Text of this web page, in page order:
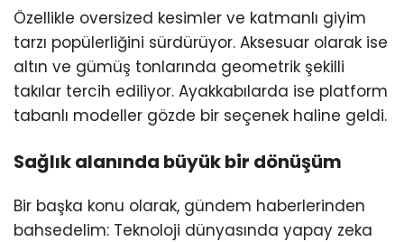
Özellikle oversized kesimler ve katmanlı giyim
tarzı popülerliğini sürdürüyor. Aksesuar olarak ise
altın ve gümüş tonlarında geometrik şekilli
takılar tercih ediliyor. Ayakkabılarda ise platform
tabanlı modeller gözde bir seçenek haline geldi.
Sağlık alanında büyük bir dönüşüm
Bir başka konu olarak, gündem haberlerinden
bahsedelim: Teknoloji dünyasında yapay zeka